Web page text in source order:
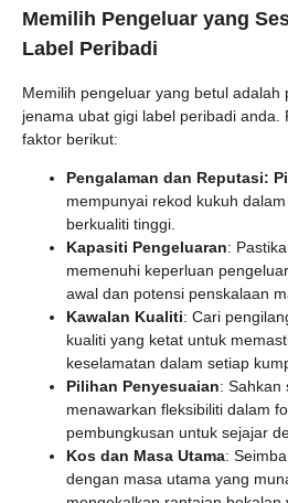
Memilih Pengeluar yang
Label Peribadi
Memilih pengeluar yang betul adalah
jenama ubat gigi label peribadi anda.
faktor berikut:
Pengalaman dan Reputasi:
mempunyai rekod kukuh
berkualiti tinggi.
Kapasiti Pengeluaran:
memenuhi keperluan
awal dan potensi penskalaan
Kawalan Kualiti: Cari
kualiti yang ketat untuk
keselamatan dalam setiap
Pilihan Penyesuaian: Sahkan
menawarkan fleksibiliti dalam
pembungkusan untuk sejajar
Kos dan Masa Utama:
dengan masa utama yang